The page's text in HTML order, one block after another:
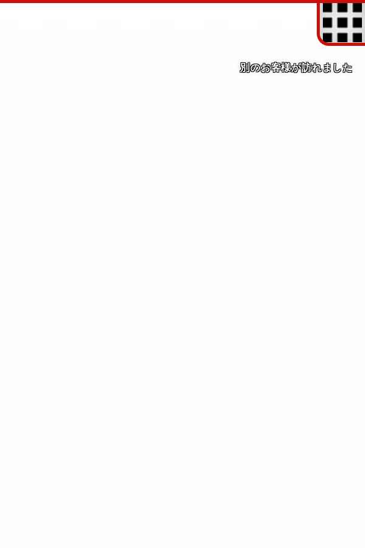
別のお客様が訪れました